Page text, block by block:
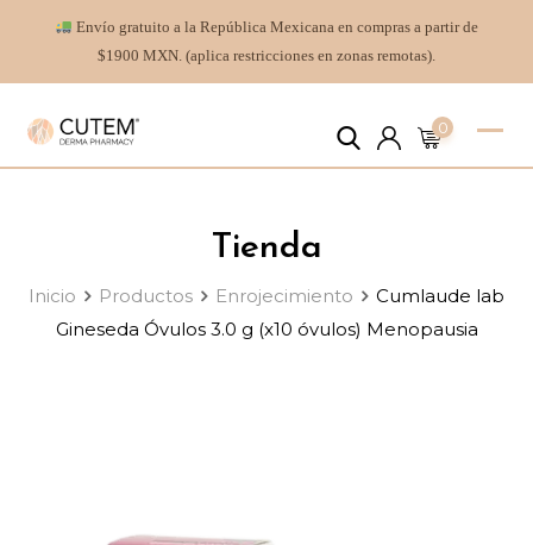
Envío gratuito a la República Mexicana en compras a partir de
$1900 MXN. (aplica restricciones en zonas remotas).
0
Tienda
Inicio Productos Enrojecimiento
Cumlaude lab
Gineseda Óvulos 3.0 g (x10 óvulos) Menopausia